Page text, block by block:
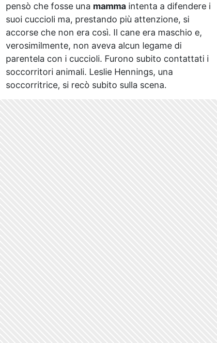
pensò che fosse una mamma intenta a difendere i
suoi cuccioli ma, prestando più attenzione, si
accorse che non era così. Il cane era maschio e,
verosimilmente, non aveva alcun legame di
parentela con i cuccioli. Furono subito contattati i
soccorritori animali. Leslie Hennings, una
soccorritrice, si recò subito sulla scena.